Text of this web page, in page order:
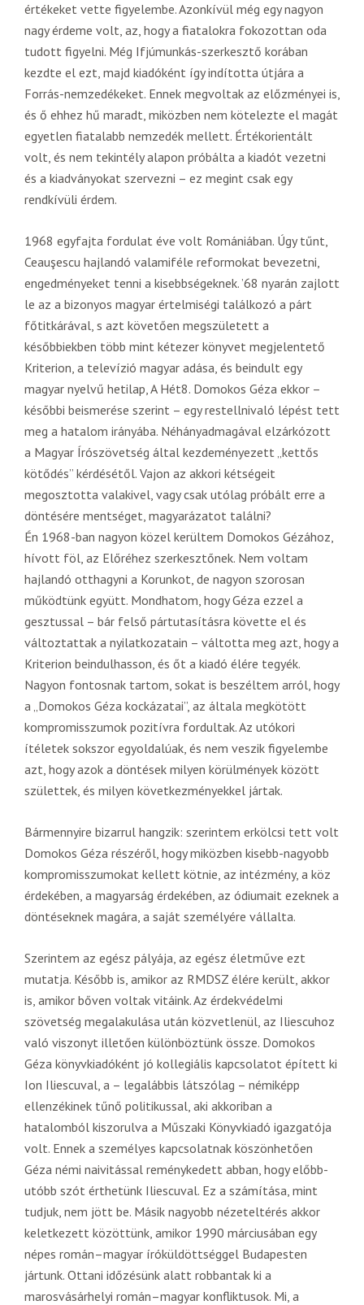
értékeket vette figyelembe. Azonkívül még egy nagyon
nagy érdeme volt, az, hogy a fiatalokra fokozottan oda
tudott figyelni. Még Ifjúmunkás-szerkesztő korában
kezdte el ezt, majd kiadóként így indította útjára a
Forrás-nemzedékeket. Ennek megvoltak az előzményei is,
és ő ehhez hű maradt, miközben nem kötelezte el magát
egyetlen fiatalabb nemzedék mellett. Értékorientált
volt, és nem tekintély alapon próbálta a kiadót vezetni
és a kiadványokat szervezni – ez megint csak egy
rendkívüli érdem.
1968 egyfajta fordulat éve volt Romániában. Úgy tűnt,
Ceauşescu hajlandó valamiféle reformokat bevezetni,
engedményeket tenni a kisebbségeknek. ’68 nyarán zajlott
le az a bizonyos magyar értelmiségi találkozó a párt
főtitkárával, s azt követően megszületett a
későbbiekben több mint kétezer könyvet megjelentető
Kriterion, a televízió magyar adása, és beindult egy
magyar nyelvű hetilap, A Hét8. Domokos Géza ekkor –
későbbi beismerése szerint – egy restellnivaló lépést tett
meg a hatalom irányába. Néhányadmagával elzárkózott
a Magyar Írószövetség által kezdeményezett „kettős
kötődés” kérdésétől. Vajon az akkori kétségeit
megosztotta valakivel, vagy csak utólag próbált erre a
döntésére mentséget, magyarázatot találni?
Én 1968-ban nagyon közel kerültem Domokos Gézához,
hívott föl, az Előréhez szerkesztőnek. Nem voltam
hajlandó otthagyni a Korunkot, de nagyon szorosan
működtünk együtt. Mondhatom, hogy Géza ezzel a
gesztussal – bár felső pártutasításra követte el és
változtattak a nyilatkozatain – váltotta meg azt, hogy a
Kriterion beindulhasson, és őt a kiadó élére tegyék.
Nagyon fontosnak tartom, sokat is beszéltem arról, hogy
a „Domokos Géza kockázatai”, az általa megkötött
kompromisszumok pozitívra fordultak. Az utókori
ítéletek sokszor egyoldalúak, és nem veszik figyelembe
azt, hogy azok a döntések milyen körülmények között
születtek, és milyen következményekkel jártak.
Bármennyire bizarrul hangzik: szerintem erkölcsi tett volt
Domokos Géza részéről, hogy miközben kisebb-nagyobb
kompromisszumokat kellett kötnie, az intézmény, a köz
érdekében, a magyarság érdekében, az ódiumait ezeknek a
döntéseknek magára, a saját személyére vállalta.
Szerintem az egész pályája, az egész életműve ezt
mutatja. Később is, amikor az RMDSZ élére került, akkor
is, amikor bőven voltak vitáink. Az érdekvédelmi
szövetség megalakulása után közvetlenül, az Iliescuhoz
való viszonyt illetően különböztünk össze. Domokos
Géza könyvkiadóként jó kollegiális kapcsolatot épített ki
Ion Iliescuval, a – legalábbis látszólag – némiképp
ellenzékinek tűnő politikussal, aki akkoriban a
hatalomból kiszorulva a Műszaki Könyvkiadó igazgatója
volt. Ennek a személyes kapcsolatnak köszönhetően
Géza némi naivitással reménykedett abban, hogy előbb-
utóbb szót érthetünk Iliescuval. Ez a számítása, mint
tudjuk, nem jött be. Másik nagyobb nézeteltérés akkor
keletkezett közöttünk, amikor 1990 márciusában egy
népes román–magyar íróküldöttséggel Budapesten
jártunk. Ottani időzésünk alatt robbantak ki a
marosvásárhelyi román–magyar konfliktusok. Mi, a